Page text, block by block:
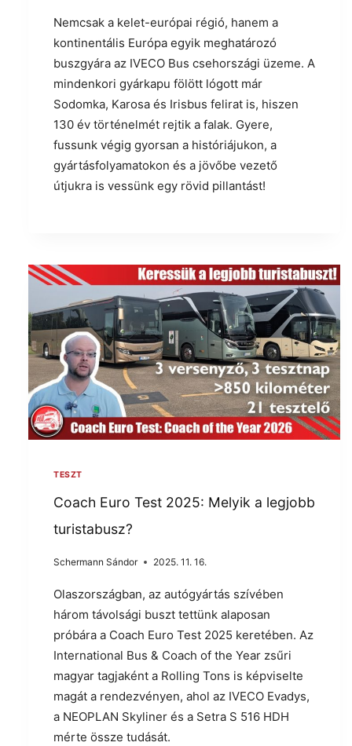
Nemcsak a kelet-európai régió, hanem a
kontinentális Európa egyik meghatározó
buszgyára az IVECO Bus csehországi üzeme. A
mindenkori gyárkapu fölött lógott már
Sodomka, Karosa és Irisbus felirat is, hiszen
130 év történelmét rejtik a falak. Gyere,
fussunk végig gyorsan a históriájukon, a
gyártásfolyamatokon és a jövőbe vezető
útjukra is vessünk egy rövid pillantást!
TESZT
Coach Euro Test 2025: Melyik a legjobb
turistabusz?
Schermann Sándor 2025. 11. 16.
Olaszországban, az autógyártás szívében
három távolsági buszt tettünk alaposan
próbára a Coach Euro Test 2025 keretében. Az
International Bus & Coach of the Year zsűri
magyar tagjaként a Rolling Tons is képviselte
magát a rendezvényen, ahol az IVECO Evadys,
a NEOPLAN Skyliner és a Setra S 516 HDH
mérte össze tudását.